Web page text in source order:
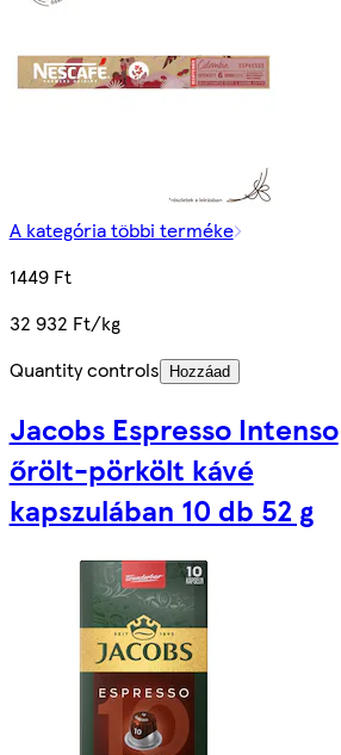
A kategória többi terméke
1449 Ft
32 932 Ft/kg
Quantity controls
Hozzáad
Jacobs Espresso Intenso
őrölt-pörkölt kávé
kapszulában 10 db 52 g